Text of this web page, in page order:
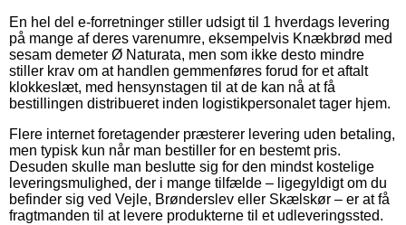
En hel del e-forretninger stiller udsigt til 1 hverdags levering
på mange af deres varenumre, eksempelvis Knækbrød med
sesam demeter Ø Naturata, men som ikke desto mindre
stiller krav om at handlen gemmenføres forud for et aftalt
klokkeslæt, med hensynstagen til at de kan nå at få
bestillingen distribueret inden logistikpersonalet tager hjem.
Flere internet foretagender præsterer levering uden betaling,
men typisk kun når man bestiller for en bestemt pris.
Desuden skulle man beslutte sig for den mindst kostelige
leveringsmulighed, der i mange tilfælde – ligegyldigt om du
befinder sig ved Vejle, Brønderslev eller Skælskør – er at få
fragtmanden til at levere produkterne til et udleveringssted.